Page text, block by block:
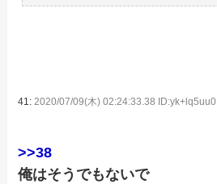
41:2020/07/09(木) 02:24:33.38 ID:yk+lq5uu0
>>38
俺はそうでもないで